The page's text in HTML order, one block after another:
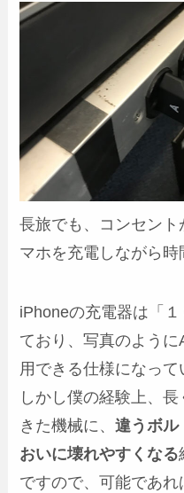
長旅でも、コンセン
マホを充電しながら時
iPhoneの充電器は「
ており、写真のよう
用できる仕様になって
しかし僕の経験上、
きた機械に、違うボル
おいに壊れやすくなる
ですので、可能であれ